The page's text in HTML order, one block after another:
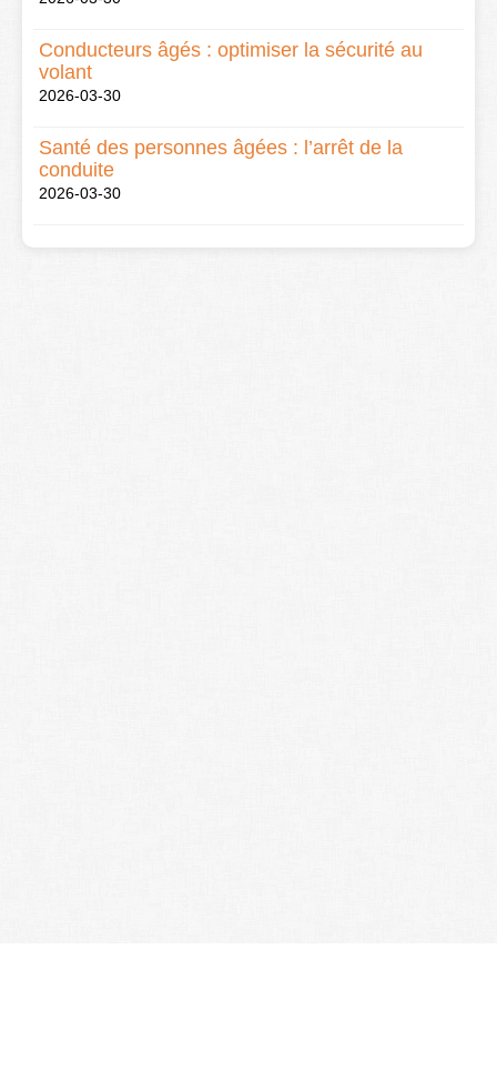
Conducteurs âgés : optimiser la sécurité au
volant
2026-03-30
Santé des personnes âgées : l’arrêt de la
conduite
2026-03-30